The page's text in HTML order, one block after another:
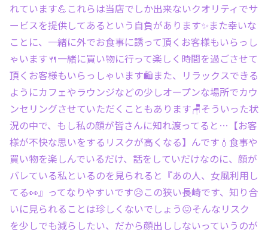
れています💪これらは当店でしか出来ないクオリティでサ
ービスを提供してあるという自負があります✨また幸いな
ことに、一緒に外でお食事に誘って頂くお客様もいらっし
ゃいます🍴一緒に買い物に行って楽しく時間を過ごさせて
頂くお客様もいらっしゃいます🛍また、リラックスできる
ようにカフェやラウンジなどの少しオープンな場所でカウ
ンセリングさせていただくこともあります🪑そういった状
況の中で、もし私の顔が皆さんに知れ渡ってると…【お客
様が不快な思いをするリスクが高くなる】んです💧‬食事や
買い物を楽しんでいるだけ、話をしていだけなのに、顔が
バレている私といるのを見られると『あの人、女風利用し
てる👀』ってなりやすいです😥この狭い長崎です、知り合
いに見られることは珍しくないでしょう😖そんなリスク
を少しでも減らしたい、だから顔出ししないっていうのが